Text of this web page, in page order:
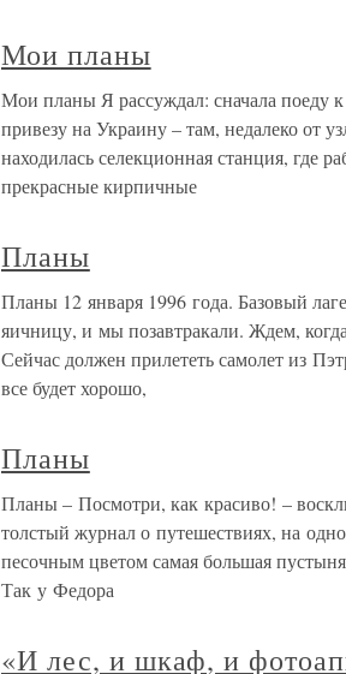
Мои планы
Мои планы Я рассуждал: сначала поеду
привезу на Украину – там, недалеко от
находилась селекционная станция, где
прекрасные кирпичные
Планы
Планы 12 января 1996 года. Базовый
яичницу, и мы позавтракали. Ждем,
Сейчас должен прилететь самолет из
все будет хорошо,
Планы
Планы – Посмотри, как красиво! –
толстый журнал о путешествиях, на
песочным цветом самая большая
Так у Федора
«И лес, и шкаф, и